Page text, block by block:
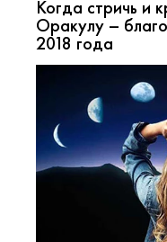
Когда стричь и
Оракулу –
2018 года